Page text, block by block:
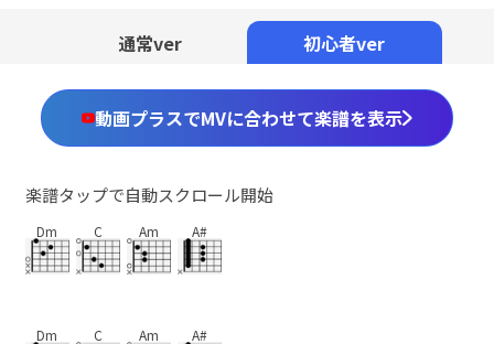
通常ver 初心者ver
動画プラスでMVに合わせて楽譜を表示
楽譜タップで自動スクロール開始
Dm C Am A#
Dm C Am A#